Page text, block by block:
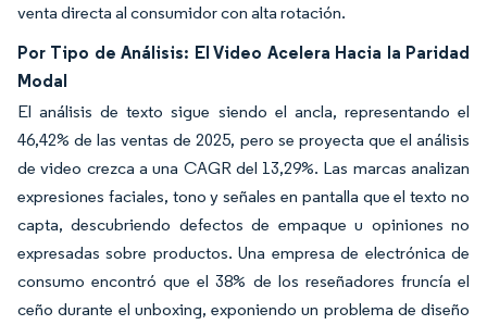
venta directa al consumidor con alta rotación.
Por Tipo de Análisis: El Video Acelera Hacia la Paridad
Modal
El análisis de texto sigue siendo el ancla, representando el
46,42% de las ventas de 2025, pero se proyecta que el análisis
de video crezca a una CAGR del 13,29%. Las marcas analizan
expresiones faciales, tono y señales en pantalla que el texto no
capta, descubriendo defectos de empaque u opiniones no
expresadas sobre productos. Una empresa de electrónica de
consumo encontró que el 38% de los reseñadores fruncía el
ceño durante el unboxing, exponiendo un problema de diseño